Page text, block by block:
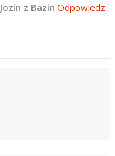
Jozin z Bazin Odpowiedz